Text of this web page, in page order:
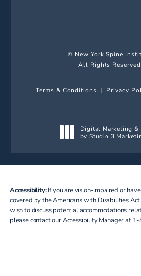
© New York Spine
All Rights Reserved.
Terms & Conditions Privacy
Digital Marketing &
by Studio 3
Accessibility:If you are vision-impaired or
covered by the Americans with Disabilities
wish to discuss potential accommodations
please contact our Accessibility Manager at 1-